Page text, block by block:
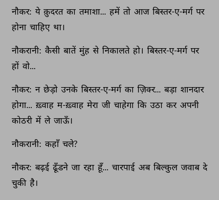
नौकर: ये क़ुदरत का तमाशा... हमें तो आज बिस्तर-ए-मर्ग पर
होना चाहिए था।
नौकरानी: कैसी बातें मुंह से निकालते हो। बिस्तर-ए-मर्ग पर
हों वो...
नौकर: न छेड़ो उनके बिस्तर-ए-मर्ग का ज़िक्‍र... बड़ा शानदार
होगा... ख़्वाह म-ख़्वाह मेरा जी चाहेगा कि उठा कर अपनी
कोठरी में ले जाऊँ।
नौकरानी: कहाँ चले?
नौकर: बढ़ई ढूँडने जा रहा हूँ... चारपाई अब बिल्कुल जवाब दे
चुकी है।